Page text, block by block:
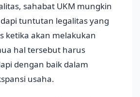
sahabat UKM mungkin
tuntutan legalitas yang
ketika akan melakukan
hal tersebut harus
dengan baik dalam
usaha.